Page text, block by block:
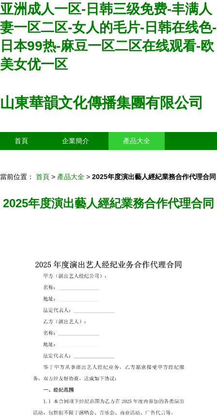
亚洲成人一区-日韩三级免费-丰满人
妻一区二区-女人的毛片-日韩在线色-
日本99热-麻豆一区二区在线观看-欧
美女优一区
山東華韻文化傳播集團有限公司
首頁 企業簡介 產品大全
當前位置： 首頁 > 產品大全 > 2025年度演出藝人經紀業務合作代理合同
2025年度演出藝人經紀業務合作代理合同